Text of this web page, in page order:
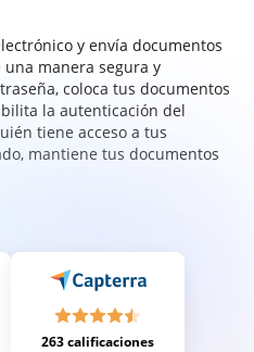
y envía documentos
manera segura y
coloca tus documentos
la autenticación del
tiene acceso a tus
mantiene tus documentos
263 calificaciones